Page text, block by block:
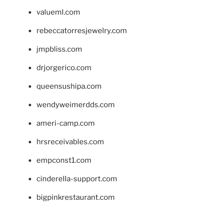
valueml.com
rebeccatorresjewelry.com
jmpbliss.com
drjorgerico.com
queensushipa.com
wendyweimerdds.com
ameri-camp.com
hrsreceivables.com
empconst1.com
cinderella-support.com
bigpinkrestaurant.com